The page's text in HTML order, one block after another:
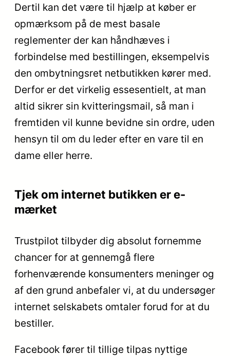
Dertil kan det være til hjælp at køber er
opmærksom på de mest basale
reglementer der kan håndhæves i
forbindelse med bestillingen, eksempelvis
den ombytningsret netbutikken kører med.
Derfor er det virkelig essesentielt, at man
altid sikrer sin kvitteringsmail, så man i
fremtiden vil kunne bevidne sin ordre, uden
hensyn til om du leder efter en vare til en
dame eller herre.
Tjek om internet butikken er e-
mærket
Trustpilot tilbyder dig absolut fornemme
chancer for at gennemgå flere
forhenværende konsumenters meninger og
af den grund anbefaler vi, at du undersøger
internet selskabets omtaler forud for at du
bestiller.
Facebook fører til tillige tilpas nyttige